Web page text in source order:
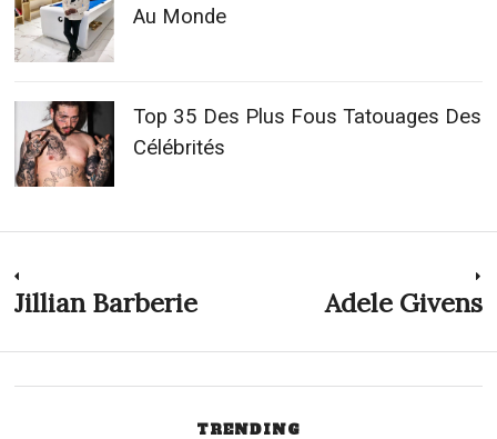
Au Monde
Top 35 Des Plus Fous Tatouages Des
Célébrités
Navigation
de
Previous
Jillian Barberie Adele Givens
TRENDING